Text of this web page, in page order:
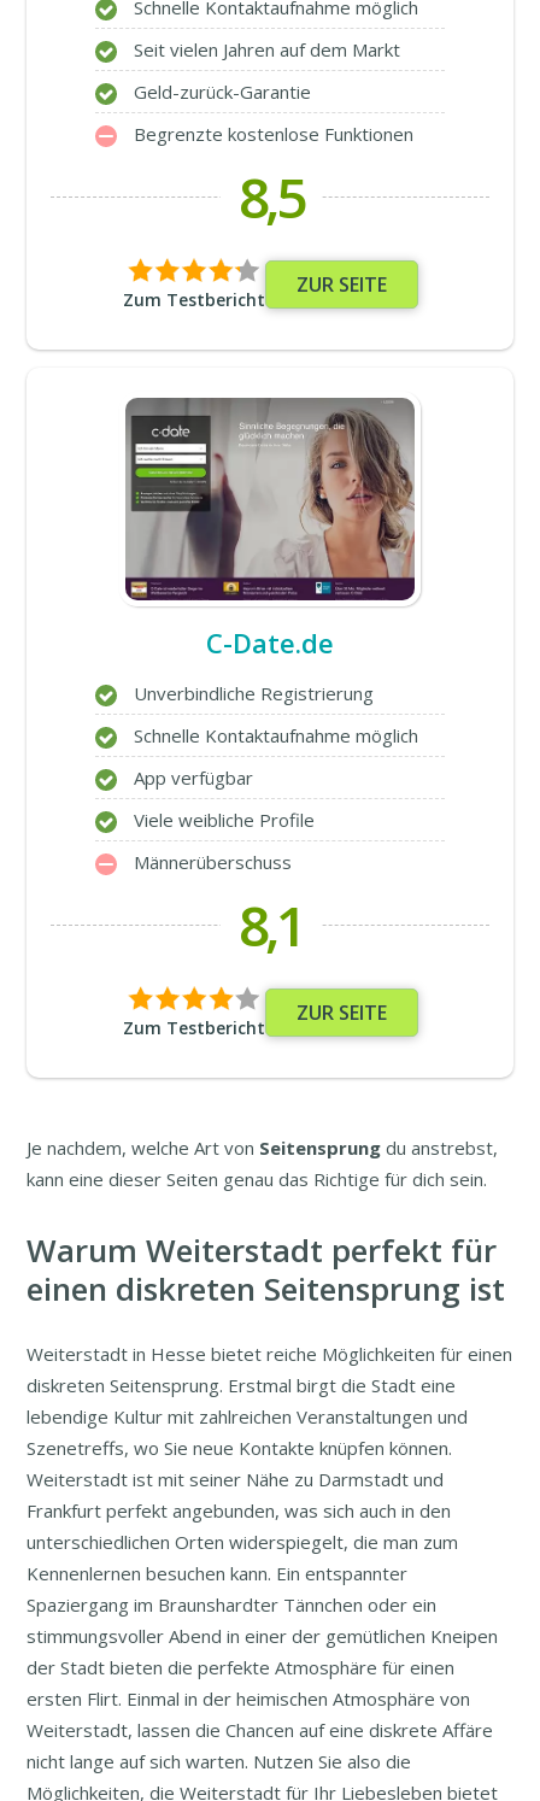
Schnelle Kontaktaufnahme möglich
Seit vielen Jahren auf dem Markt
Geld-zurück-Garantie
Begrenzte kostenlose Funktionen
8,5
Zum Testbericht
ZUR SEITE
C-Date.de
Unverbindliche Registrierung
Schnelle Kontaktaufnahme möglich
App verfügbar
Viele weibliche Profile
Männerüberschuss
8,1
Zum Testbericht
ZUR SEITE
Je nachdem, welche Art von Seitensprung du anstrebst,
kann eine dieser Seiten genau das Richtige für dich sein.
Warum Weiterstadt perfekt für
einen diskreten Seitensprung ist
Weiterstadt in Hesse bietet reiche Möglichkeiten für einen
diskreten Seitensprung. Erstmal birgt die Stadt eine
lebendige Kultur mit zahlreichen Veranstaltungen und
Szenetreffs, wo Sie neue Kontakte knüpfen können.
Weiterstadt ist mit seiner Nähe zu Darmstadt und
Frankfurt perfekt angebunden, was sich auch in den
unterschiedlichen Orten widerspiegelt, die man zum
Kennenlernen besuchen kann. Ein entspannter
Spaziergang im Braunshardter Tännchen oder ein
stimmungsvoller Abend in einer der gemütlichen Kneipen
der Stadt bieten die perfekte Atmosphäre für einen
ersten Flirt. Einmal in der heimischen Atmosphäre von
Weiterstadt, lassen die Chancen auf eine diskrete Affäre
nicht lange auf sich warten. Nutzen Sie also die
Möglichkeiten, die Weiterstadt für Ihr Liebesleben bietet